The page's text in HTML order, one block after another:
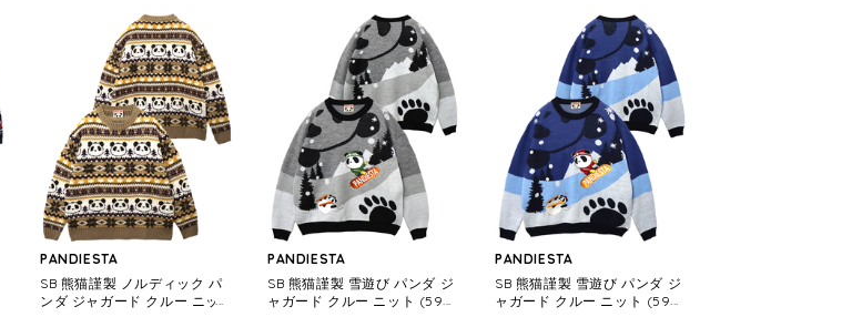
PANDIESTA
SB 熊猫謹製 ノルディック パ
ンダ ジャガード クルー ニット
PANDIESTA
SB 熊猫謹製 雪遊び パンダ ジ
ャガード クルー ニット (5952
PANDIESTA
SB 熊猫謹製 雪遊び パンダ ジ
ャガード クルー ニット (5952